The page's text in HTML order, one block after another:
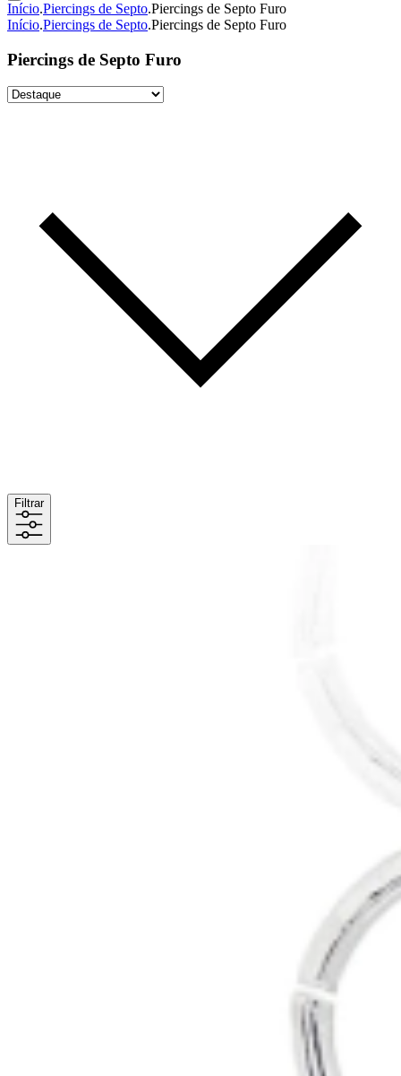
Início.Piercings de Septo.Piercings de Septo Furo
Início.Piercings de Septo.Piercings de Septo Furo
Piercings de Septo Furo
Filtrar